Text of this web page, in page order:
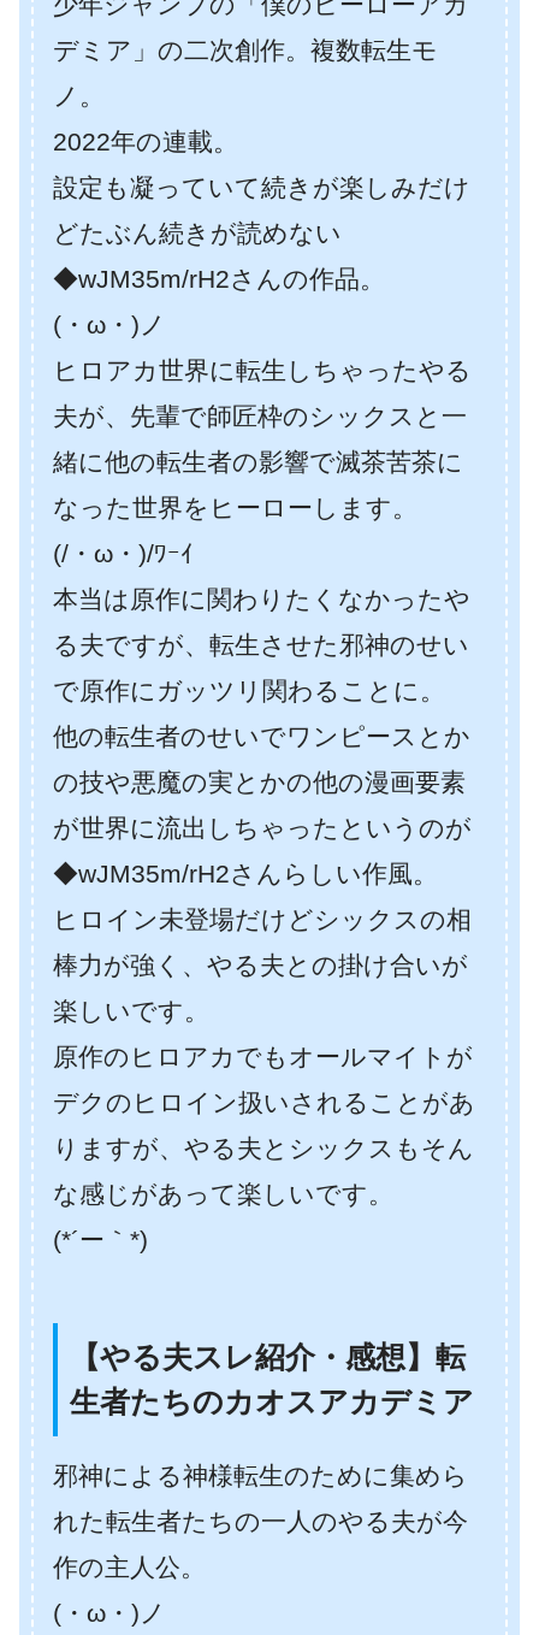
デミア」の二次創作。複数転生モ
ノ。
2022年の連載。
設定も凝っていて続きが楽しみだけ
どたぶん続きが読めない
◆wJM35m/rH2さんの作品。
(・ω・)ノ
ヒロアカ世界に転生しちゃったやる
夫が、先輩で師匠枠のシックスと一
緒に他の転生者の影響で滅茶苦茶に
なった世界をヒーローします。
(/・ω・)/ﾜｰｲ
本当は原作に関わりたくなかったや
る夫ですが、転生させた邪神のせい
で原作にガッツリ関わることに。
他の転生者のせいでワンピースとか
の技や悪魔の実とかの他の漫画要素
が世界に流出しちゃったというのが
◆wJM35m/rH2さんらしい作風。
ヒロイン未登場だけどシックスの相
棒力が強く、やる夫との掛け合いが
楽しいです。
原作のヒロアカでもオールマイトが
デクのヒロイン扱いされることがあ
りますが、やる夫とシックスもそん
な感じがあって楽しいです。
(*´ー｀*)
【やる夫スレ紹介・感想】転
生者たちのカオスアカデミア
邪神による神様転生のために集めら
れた転生者たちの一人のやる夫が今
作の主人公。
(・ω・)ノ